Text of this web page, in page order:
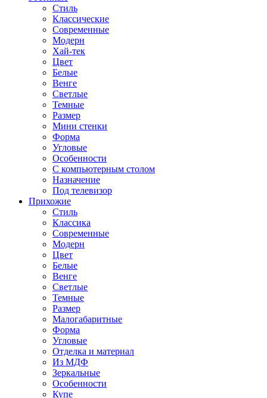
Стиль
Классические
Современные
Модерн
Хай-тек
Цвет
Белые
Венге
Светлые
Темные
Размер
Мини стенки
Форма
Угловые
Особенности
С компьютерным столом
Назначение
Под телевизор
Прихожие
Стиль
Классика
Современные
Модерн
Цвет
Белые
Венге
Светлые
Темные
Размер
Малогабаритные
Форма
Угловые
Отделка и материал
Из МДФ
Зеркальные
Особенности
Купе